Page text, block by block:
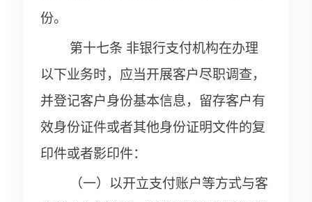
份。
第十七条 非银行支付机构在办理
以下业务时，应当开展客户尽职调查，
并登记客户身份基本信息，留存客户有
效身份证件或者其他身份证明文件的复
印件或者影印件：
（一）以开立支付账户等方式与客